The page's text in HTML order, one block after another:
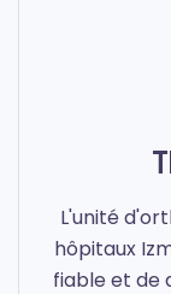
L'unité
hôpitaux
fiable et de